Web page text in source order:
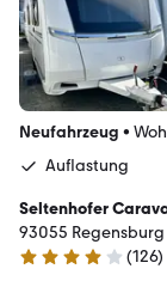
Neufahrzeug •
Auflastung
Seltenhofer
93055 Regensburg
4.2 Sterne
(126)